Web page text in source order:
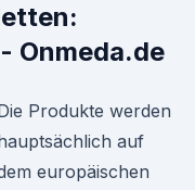
Onmeda.de
Produkte werden
auf
europäischen